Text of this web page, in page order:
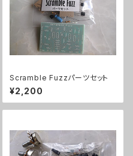
Scramble Fuzzパーツセット
¥2,200